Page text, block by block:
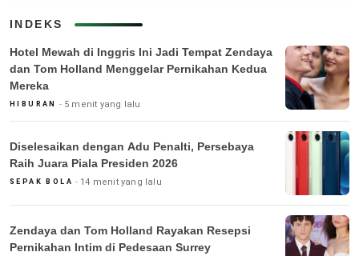
INDEKS
Hotel Mewah di Inggris Ini Jadi Tempat Zendaya
dan Tom Holland Menggelar Pernikahan Kedua
Mereka
HIBURAN 5 menit yang lalu
Diselesaikan dengan Adu Penalti, Persebaya
Raih Juara Piala Presiden 2026
SEPAK BOLA 14 menit yang lalu
Zendaya dan Tom Holland Rayakan Resepsi
Pernikahan Intim di Pedesaan Surrey